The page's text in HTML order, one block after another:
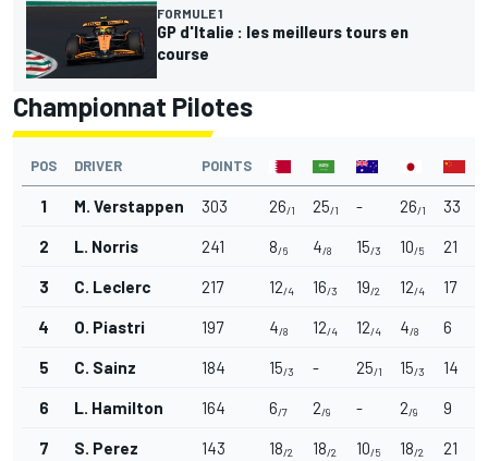
FORMULE 1
GP d'Italie : les meilleurs tours en
course
Championnat Pilotes
POS DRIVER POINTS
1 M. Verstappen 303 26/1 25/1 - 26/1 33
2 L. Norris 241 8/6 4/8 15/3 10/5 21
3 C. Leclerc 217 12/4 16/3 19/2 12/4 17
4 O. Piastri 197 4/8 12/4 12/4 4/8 6
5 C. Sainz 184 15/3 - 25/1 15/3 14
6 L. Hamilton 164 6/7 2/9 - 2/9 9
7 S. Perez 143 18/2 18/2 10/5 18/2 21